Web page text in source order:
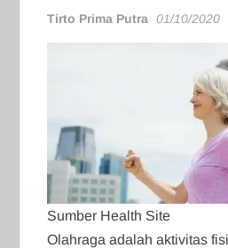
Tirto Prima Putra 01/10/2020
Sumber Health Site
Olahraga adalah aktivitas